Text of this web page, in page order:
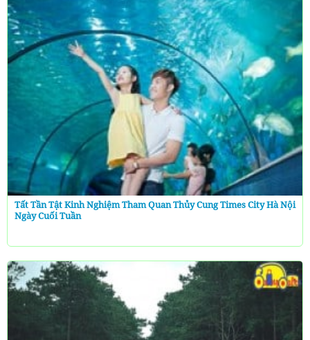
Tất Tần Tật Kinh Nghiệm Tham Quan Thủy Cung Times City Hà Nội
Ngày Cuối Tuần